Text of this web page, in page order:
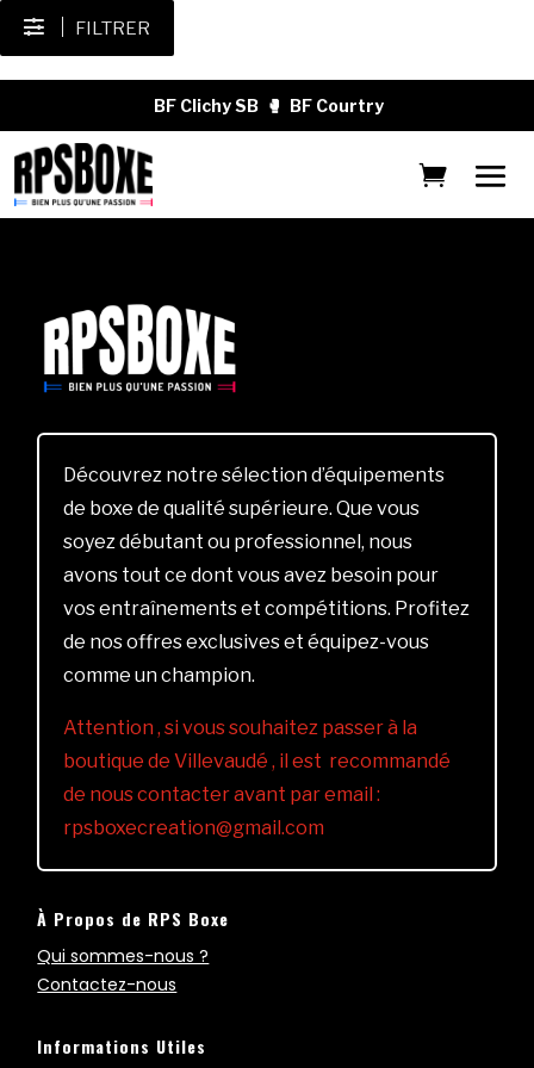
FILTRER
BF Clichy SB 🥊 BF Courtry
Découvrez notre sélection d’équipements
de boxe de qualité supérieure. Que vous
soyez débutant ou professionnel, nous
avons tout ce dont vous avez besoin pour
vos entraînements et compétitions. Profitez
de nos offres exclusives et équipez-vous
comme un champion.
Attention , si vous souhaitez passer à la
boutique de Villevaudé , il est recommandé
de nous contacter avant par email :
rpsboxecreation@gmail.com
À Propos de RPS Boxe
Qui sommes-nous ?
Contactez-nous
Informations Utiles